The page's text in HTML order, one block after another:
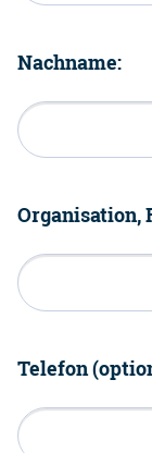
Nachname:
Organisation,
Telefon